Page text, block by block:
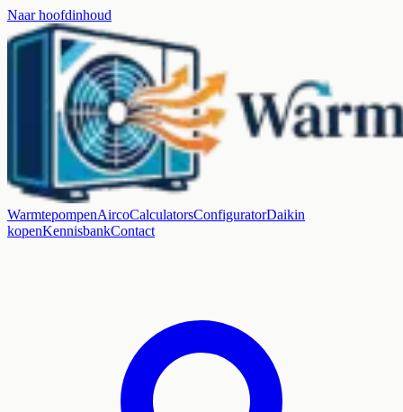
Naar hoofdinhoud
WarmtepompenAircoCalculatorsConfiguratorDaikin
kopenKennisbankContact